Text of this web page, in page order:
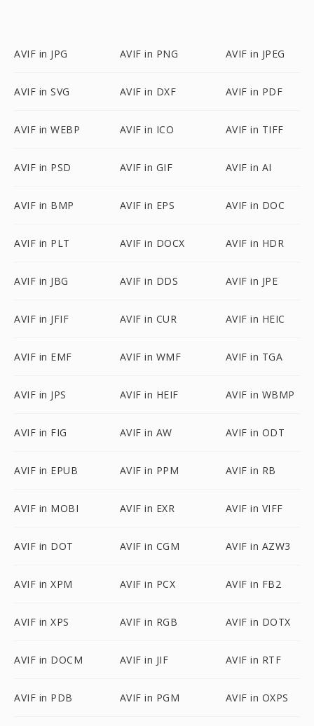
AVIF in JPG AVIF in PNG AVIF in JPEG
AVIF in SVG AVIF in DXF AVIF in PDF
AVIF in WEBP AVIF in ICO AVIF in TIFF
AVIF in PSD AVIF in GIF AVIF in AI
AVIF in BMP AVIF in EPS AVIF in DOC
AVIF in PLT AVIF in DOCX AVIF in HDR
AVIF in JBG AVIF in DDS AVIF in JPE
AVIF in JFIF AVIF in CUR AVIF in HEIC
AVIF in EMF AVIF in WMF AVIF in TGA
AVIF in JPS AVIF in HEIF AVIF in WBMP
AVIF in FIG AVIF in AW AVIF in ODT
AVIF in EPUB AVIF in PPM AVIF in RB
AVIF in MOBI AVIF in EXR AVIF in VIFF
AVIF in DOT AVIF in CGM AVIF in AZW3
AVIF in XPM AVIF in PCX AVIF in FB2
AVIF in XPS AVIF in RGB AVIF in DOTX
AVIF in DOCM AVIF in JIF AVIF in RTF
AVIF in PDB AVIF in PGM AVIF in OXPS